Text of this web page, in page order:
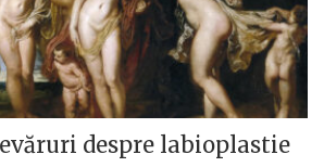
despre labioplastie